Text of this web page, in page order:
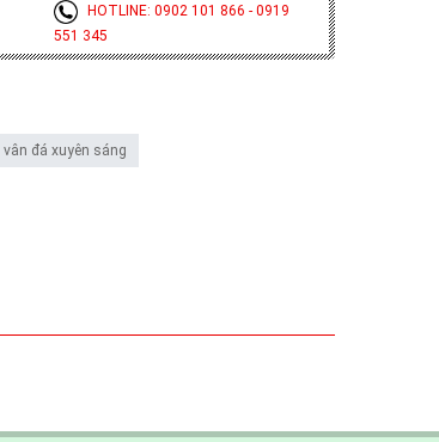
HOTLINE: 0902 101 866 - 0919
551 345
đá xuyên sáng